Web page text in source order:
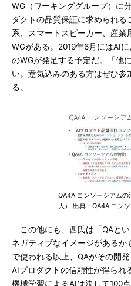
WG（ワーキンググループ）に
ダクトの品質保証に求められ
系、スマートスピーカー、産
WGがある。2019年6月にはAI
のWGが発足する予定だ。「他
い。意気込みのある方はぜひ
る。
QA4AIコンソーシアム
大） 出典：QA4AIコン
この他にも、西氏は「QAと
ネガティブなイメージがあるか
で使われる以上、QAがその開
AIプロダクトの信頼性が得られ
機械学習によるAIは決して100